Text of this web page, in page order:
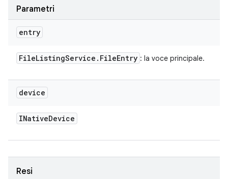
Parametri
entry
FileListingService . FileEntry : la voce principale.
device
INativeDevice
Resi